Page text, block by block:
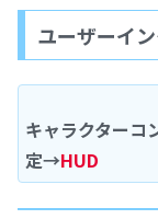
ユーザーイ
キャラクターコ
定→HUD